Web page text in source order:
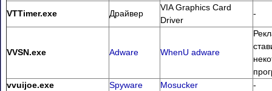
VTTimer.exe Драйвер
VIA Graphics Card
Driver
-
VVSN.exe Adware WhenU adware
vvuijoe.exe
Spyware Mosucker -